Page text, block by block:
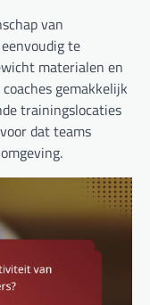
van
te
materialen en
gemakkelijk
trainingslocaties
dat teams